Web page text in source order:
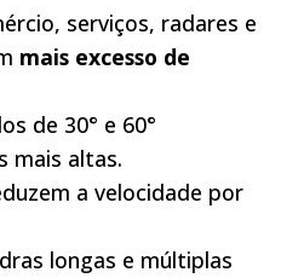
serviços, radares e
mais excesso de
de 30° e 60°
mais altas.
a velocidade por
longas e múltiplas